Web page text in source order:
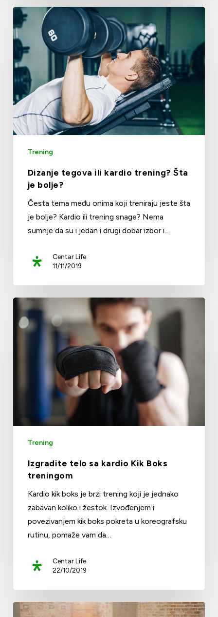
Trening
Dizanje tegova ili kardio trening? Šta
je bolje?
Česta tema među onima koji treniraju jeste šta
je bolje? Kardio ili trening snage? Nema
sumnje da su i jedan i drugi dobar izbor i…
Centar Life
11/11/2019
Trening
Izgradite telo sa kardio Kik Boks
treningom
Kardio kik boks je brzi trening koji je jednako
zabavan koliko i žestok. Izvođenjem i
povezivanjem kik boks pokreta u koreografsku
rutinu, pomaže vam da…
Centar Life
22/10/2019